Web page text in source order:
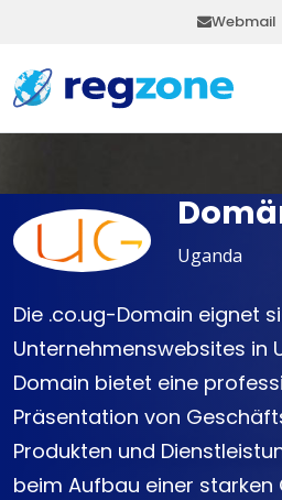
Webmail
Uganda
Die .co.ug-Domain eignet
Unternehmenswebsites in
Domain bietet eine
Präsentation von
Produkten und
beim Aufbau einer starken